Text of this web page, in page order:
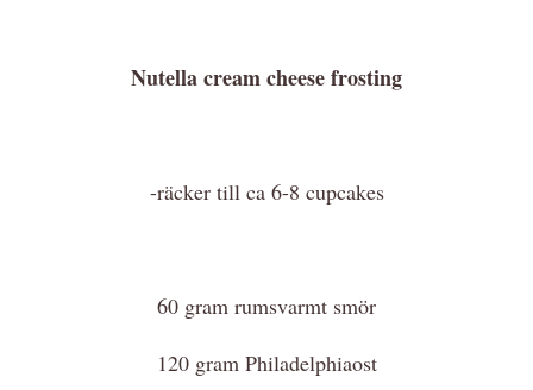
Nutella cream cheese frosting
-räcker till ca 6-8 cupcakes
60 gram rumsvarmt smör
120 gram Philadelphiaost